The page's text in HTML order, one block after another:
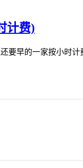
计费)
早的一家按小时